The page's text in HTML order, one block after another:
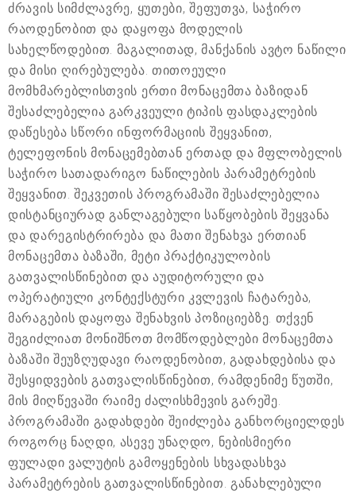
ძრავის სიმძლავრე, ყუთები, შეფუთვა, საჭირო
რაოდენობით და დაყოფა მოდელის
სახელწოდებით. მაგალითად, მანქანის ავტო ნაწილი
და მისი ღირებულება. თითოეული
მომხმარებლისთვის ერთი მონაცემთა ბაზიდან
შესაძლებელია გარკვეული ტიპის ფასდაკლების
დაწესება სწორი ინფორმაციის შეყვანით,
ტელეფონის მონაცემებთან ერთად და მფლობელის
საჭირო სათადარიგო ნაწილების პარამეტრების
შეყვანით. შეკვეთის პროგრამაში შესაძლებელია
დისტანციურად განლაგებული საწყობების შეყვანა
და დარეგისტრირება და მათი შენახვა ერთიან
მონაცემთა ბაზაში, მეტი პრაქტიკულობის
გათვალისწინებით და აუდიტორული და
ოპერატიული კონტექსტური კვლევის ჩატარება,
მარაგების დაყოფა შენახვის პოზიციებზე. თქვენ
შეგიძლიათ მონიშნოთ მომწოდებლები მონაცემთა
ბაზაში შეუზღუდავი რაოდენობით, გადახდებისა და
შესყიდვების გათვალისწინებით, რამდენიმე წუთში,
მის მიღწევაში რაიმე ძალისხმევის გარეშე.
პროგრამაში გადახდები შეიძლება განხორციელდეს
როგორც ნაღდი, ასევე უნაღდო, ნებისმიერი
ფულადი ვალუტის გამოყენების სხვადასხვა
პარამეტრების გათვალისწინებით. განახლებული